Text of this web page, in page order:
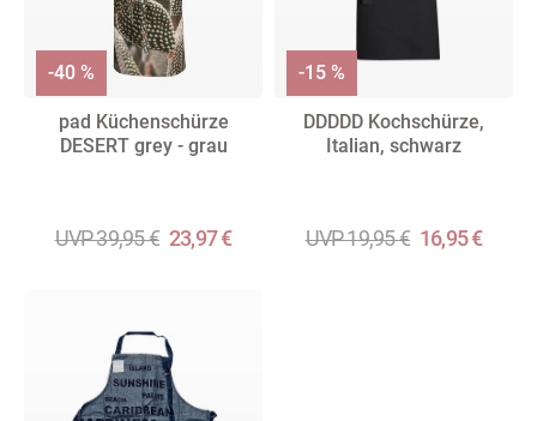
pad Küchenschürze
DESERT grey - grau
UVP 39,95 € 23,97 €
-40 %
DDDDD Kochschürze,
Italian, schwarz
UVP 19,95 € 16,95 €
-15 %